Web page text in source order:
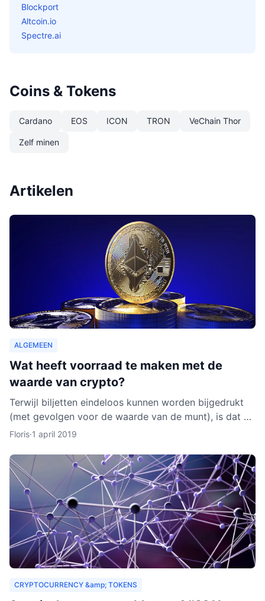
Blockport
Altcoin.io
Spectre.ai
Coins & Tokens
Cardano EOS ICON TRON VeChain Thor
Zelf minen
Artikelen
ALGEMEEN
Wat heeft voorraad te maken met de
waarde van crypto?
Terwijl biljetten eindeloos kunnen worden bijgedrukt
(met gevolgen voor de waarde van de munt), is dat bij
cryptocurrencies anders. Hoe werkt dit nu eigenlijk p
Floris·1 april 2019
CRYPTOCURRENCY &amp; TOKENS